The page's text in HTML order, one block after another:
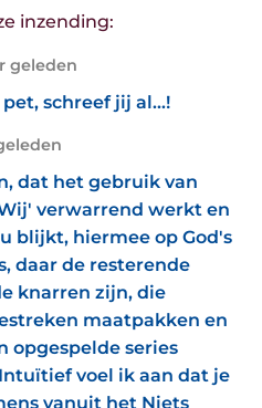
inzending:
geleden
schreef jij al...!
dat het gebruik van
verwarrend werkt en
blijkt, hiermee op God's
daar de resterende
knarren zijn, die
maatpakken en
opgespelde series
voel ik aan dat je
vanuit het Niets